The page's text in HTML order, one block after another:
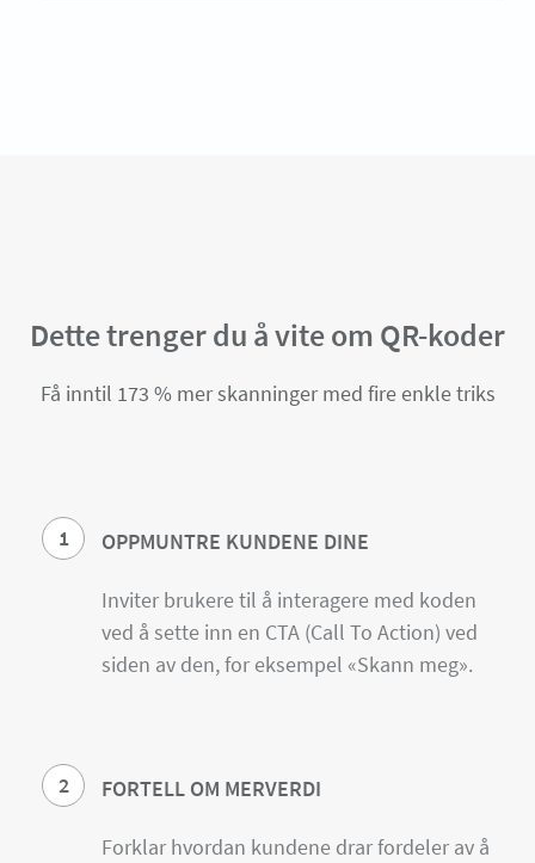
Dette trenger du å vite om QR-koder
Få inntil 173 % mer skanninger med fire enkle triks
1 OPPMUNTRE KUNDENE DINE
Inviter brukere til å interagere med koden
ved å sette inn en CTA (Call To Action) ved
siden av den, for eksempel «Skann meg».
2 FORTELL OM MERVERDI
Forklar hvordan kundene drar fordeler av å